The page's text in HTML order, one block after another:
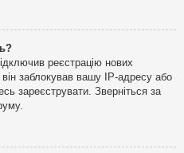
реєстрацію нових
заблокував вашу IP-адресу або
зареєструвати. Зверніться за